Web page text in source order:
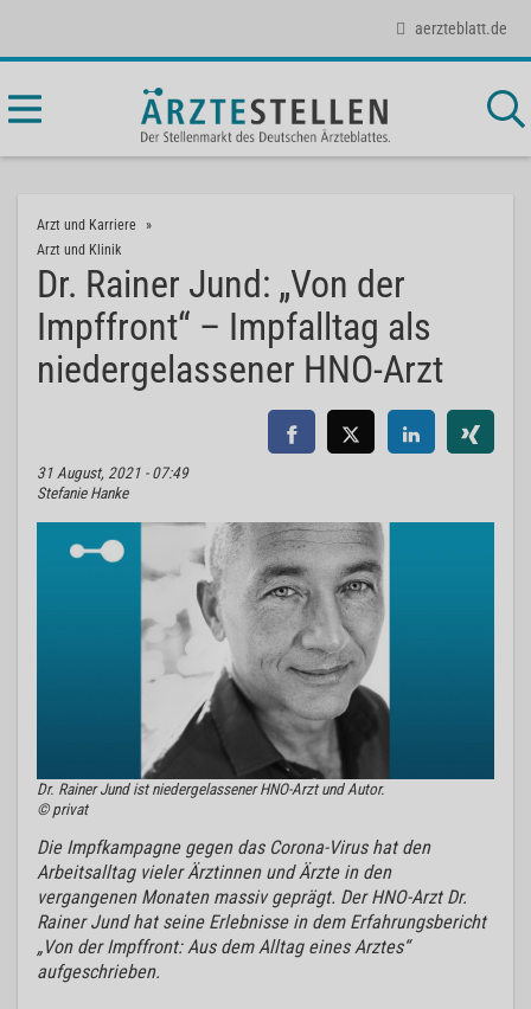
aerzteblatt.de
Arzt und Karriere
Arzt und Klinik
Dr. Rainer Jund: „Von der
Impffront“ – Impfalltag als
niedergelassener HNO-Arzt
31 August, 2021 - 07:49
Stefanie Hanke
Dr. Rainer Jund ist niedergelassener HNO-Arzt und Autor.
© privat
Die Impfkampagne gegen das Corona-Virus hat den
Arbeitsalltag vieler Ärztinnen und Ärzte in den
vergangenen Monaten massiv geprägt. Der HNO-Arzt Dr.
Rainer Jund hat seine Erlebnisse in dem Erfahrungsbericht
„Von der Impffront: Aus dem Alltag eines Arztes“
aufgeschrieben.